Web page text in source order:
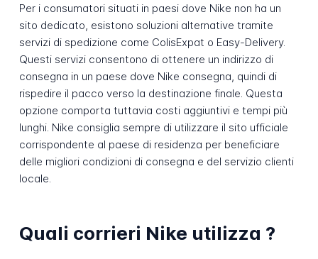
Per i consumatori situati in paesi dove Nike non ha un
sito dedicato, esistono soluzioni alternative tramite
servizi di spedizione come ColisExpat o Easy-Delivery.
Questi servizi consentono di ottenere un indirizzo di
consegna in un paese dove Nike consegna, quindi di
rispedire il pacco verso la destinazione finale. Questa
opzione comporta tuttavia costi aggiuntivi e tempi più
lunghi. Nike consiglia sempre di utilizzare il sito ufficiale
corrispondente al paese di residenza per beneficiare
delle migliori condizioni di consegna e del servizio clienti
locale.
Quali corrieri Nike utilizza ?